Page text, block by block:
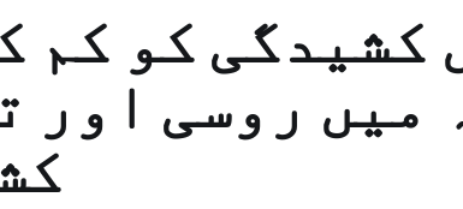
کشیدگی کو کم
میں روسی اور